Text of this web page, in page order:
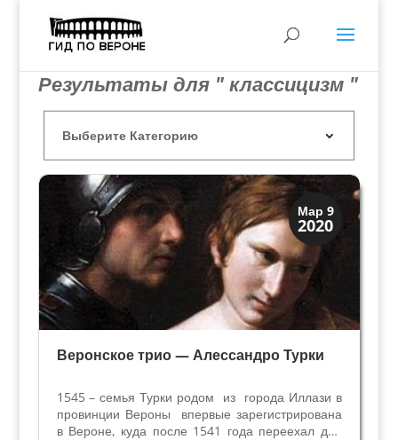
Результаты для " классицизм "
Мар 9
2020
Искусство
Художники
Веронское трио — Алессандро Турки
1545 – семья Турки родом из города Иллази в
провинции Вероны впервые зарегистрирована
в Вероне, куда после 1541 года переехал дед